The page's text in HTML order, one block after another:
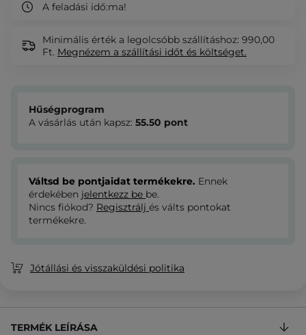
A feladási idő:ma!
Minimális érték a legolcsóbb szállításhoz: 990,00
Ft. Megnézem a szállítási időt és költséget.
Hűségprogram
A vásárlás után kapsz: 55.50 pont
Váltsd be pontjaidat termékekre. Ennek
érdekében jelentkezz be be.
Nincs fiókod? Regisztrálj és válts pontokat
termékekre.
Jótállási és visszaküldési politika
TERMÉK LEÍRÁSA